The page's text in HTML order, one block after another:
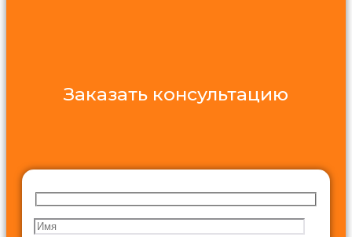
Заказать консультацию